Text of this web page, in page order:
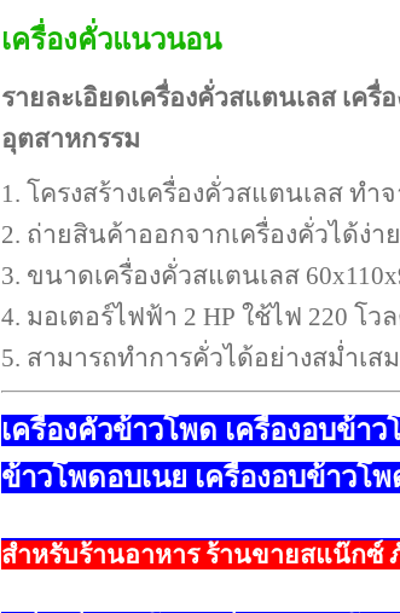
เครื่องคั่วแนวนอน
รายละเอิยดเครื่องคั่วสแตนเลส เค
อุตสาหกรรม
1. โครงสร้างเครื่องคั่วสแตนเลส ทำ
2. ถ่ายสินค้าออกจากเครื่องคั่วได้ง่าย
3. ขนาดเครื่องคั่วสแตนเลส
4. มอเตอร์ไฟฟ้า 2 HP ใช้ไฟ 220 โว
5. สามารถทำการคั่วได้อย่างสม่ำเส
เครื่องคั่วข้าวโพด เครื่องอบข้า
ข้าวโพดอบเนย เครื่องอบข้าวโพ
สำหรับร้านอาหาร ร้านขายสแน๊กซ์